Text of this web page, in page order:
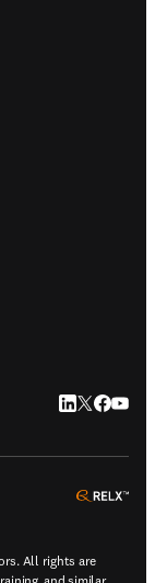
LinkedIn 새
Twitter 새
All rights are